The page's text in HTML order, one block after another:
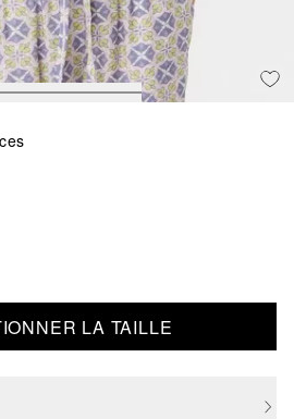
LA TAILLE